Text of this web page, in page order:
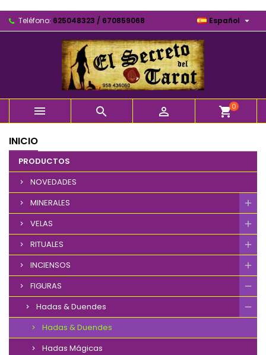
Teléfono: 625048323 / 670859068 Español 
   shopping_cart0
INICIO
PRODUCTOS
NOVEDADES
MINERALES
VELAS
RITUALES
INCIENSOS
FIGURAS
Hadas & Duendes
Hadas & Duendes
Hadas Mágicas